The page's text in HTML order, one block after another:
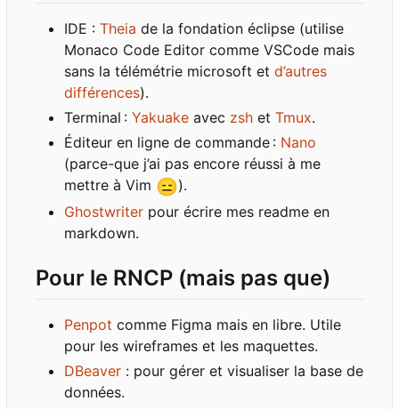
IDE : Theia de la fondation éclipse (utilise
Monaco Code Editor comme VSCode mais
sans la télémétrie microsoft et d’autres
différences).
Terminal : Yakuake avec zsh et Tmux.
Éditeur en ligne de commande : Nano
(parce-que j’ai pas encore réussi à me
mettre à Vim 😑).
Ghostwriter pour écrire mes readme en
markdown.
Pour le RNCP (mais pas que)
Penpot comme Figma mais en libre. Utile
pour les wireframes et les maquettes.
DBeaver : pour gérer et visualiser la base de
données.